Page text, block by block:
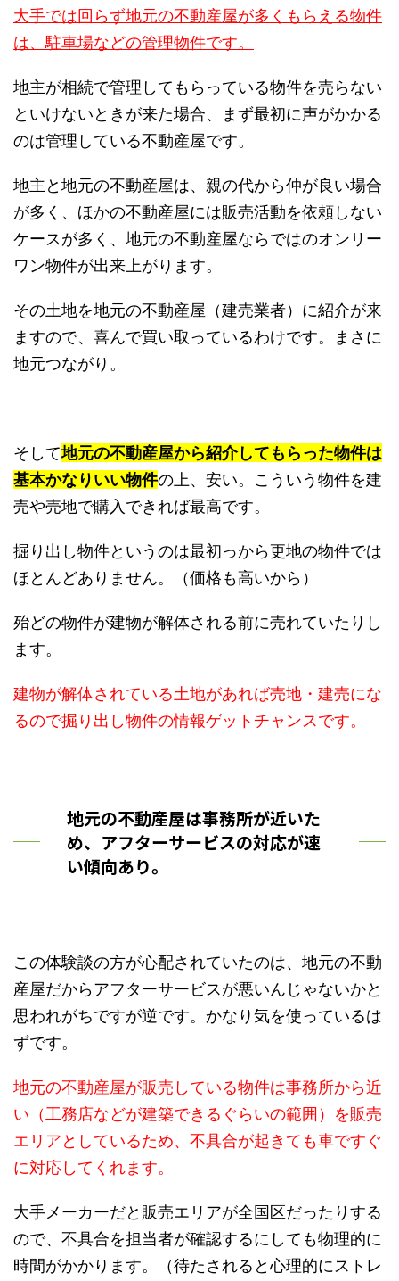
大手では回らず地元の不動産屋が多くもらえる物件
は、駐車場などの管理物件です。
地主が相続で管理してもらっている物件を売らない
といけないときが来た場合、まず最初に声がかかる
のは管理している不動産屋です。
地主と地元の不動産屋は、親の代から仲が良い場合
が多く、ほかの不動産屋には販売活動を依頼しない
ケースが多く、地元の不動産屋ならではのオンリー
ワン物件が出来上がります。
その土地を地元の不動産屋（建売業者）に紹介が来
ますので、喜んで買い取っているわけです。まさに
地元つながり。
そして地元の不動産屋から紹介してもらった物件は
基本かなりいい物件の上、安い。こういう物件を建
売や売地で購入できれば最高です。
掘り出し物件というのは最初っから更地の物件では
ほとんどありません。（価格も高いから）
殆どの物件が建物が解体される前に売れていたりし
ます。
建物が解体されている土地があれば売地・建売にな
るので掘り出し物件の情報ゲットチャンスです。
地元の不動産屋は事務所が近いた
め、アフターサービスの対応が速
い傾向あり。
この体験談の方が心配されていたのは、地元の不動
産屋だからアフターサービスが悪いんじゃないかと
思われがちですが逆です。かなり気を使っているは
ずです。
地元の不動産屋が販売している物件は事務所から近
い（工務店などが建築できるぐらいの範囲）を販売
エリアとしているため、不具合が起きても車ですぐ
に対応してくれます。
大手メーカーだと販売エリアが全国区だったりする
ので、不具合を担当者が確認するにしても物理的に
時間がかかります。（待たされると心理的にストレ